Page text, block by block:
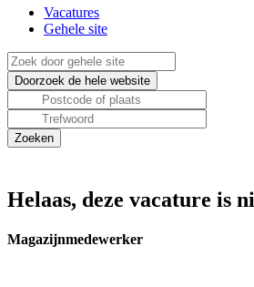
Vacatures
Gehele site
Helaas, deze vacature is
Magazijnmedewerker